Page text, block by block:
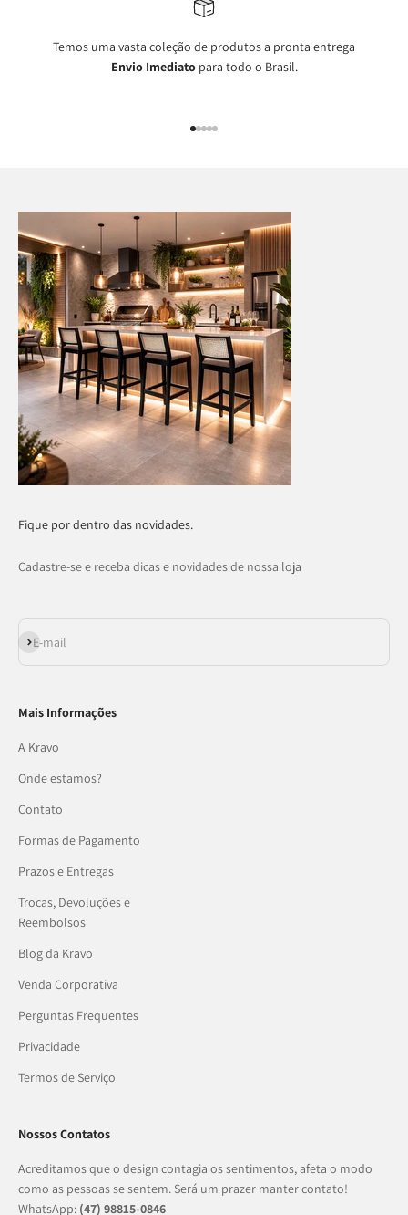
Temos uma vasta coleção de produtos a pronta entrega
Envio Imediatopara todo o Brasil.
Fique por dentro das novidades.
Cadastre-se e receba dicas e novidades de nossa loja
E-mail
Assinar
Mais Informações
A Kravo
Onde estamos?
Contato
Formas de Pagamento
Prazos e Entregas
Trocas, Devoluções e
Reembolsos
Blog da Kravo
Venda Corporativa
Perguntas Frequentes
Privacidade
Termos de Serviço
Nossos Contatos
Acreditamos que o design contagia os sentimentos, afeta o modo
como as pessoas se sentem. Será um prazer manter contato!
WhatsApp: (47) 98815-0846